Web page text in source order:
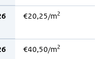
€20,25/m2
€40,50/m2